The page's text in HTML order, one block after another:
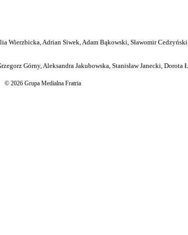
Wierzbicka, Adrian Siwek, Adam Bąkowski, Sławomir Cedzyński.
Górny, Aleksandra Jakubowska, Stanisław Janecki, Dorota
© 2026 Grupa Medialna Fratria